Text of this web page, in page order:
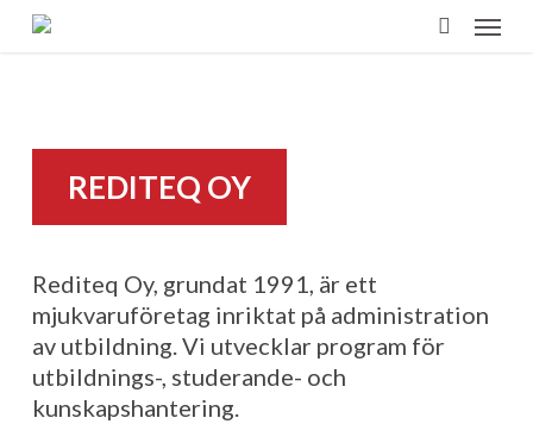
Skip
Menu
REDITEQ OY
Rediteq Oy, grundat 1991, är ett
mjukvaruföretag inriktat på administration
av utbildning. Vi utvecklar program för
utbildnings-, studerande- och
kunskapshantering.